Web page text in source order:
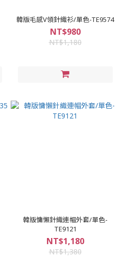
韓版毛感V領針織衫/單色-TE9574
NT$980
NT$1,180
韓版慵懶針織連帽外套/單色-
TE9121
NT$1,180
NT$1,380